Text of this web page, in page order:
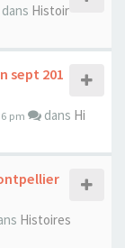
dans Histoir
sept 201
pm dans Hi
Histoires